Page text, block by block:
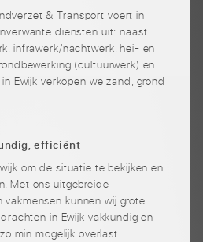
& Transport voert in
diensten uit: naast
infrawerk/nachtwerk, hei- en
(cultuurwerk) en
Ewijk verkopen we zand, grond
efficiënt
om de situatie te bekijken en
Met ons uitgebreide
kunnen wij grote
in Ewijk vakkundig en
min mogelijk overlast.